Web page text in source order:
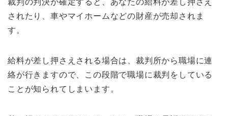
されたり、車やマイホームなどの財産が売却されま
す。
給料が差し押さえされる場合は、裁判所から職場に連
絡が行きますので、この段階で職場に裁判をしている
ことが知られてしまいます。